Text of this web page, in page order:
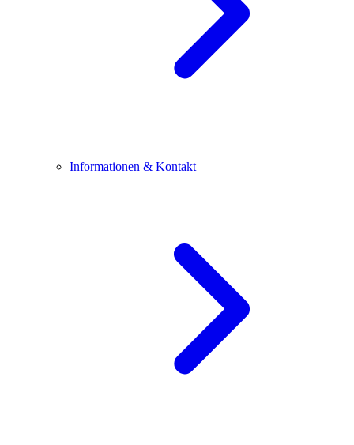
Informationen & Kontakt